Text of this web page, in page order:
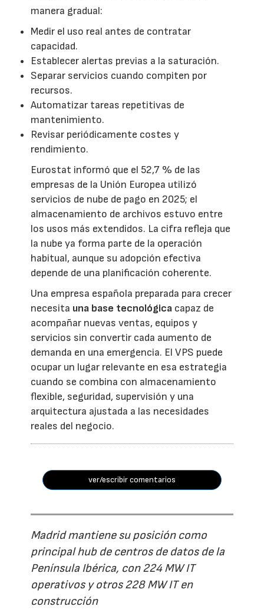
manera gradual:
Medir el uso real antes de contratar
capacidad.
Establecer alertas previas a la saturación.
Separar servicios cuando compiten por
recursos.
Automatizar tareas repetitivas de
mantenimiento.
Revisar periódicamente costes y
rendimiento.
Eurostat informó que el 52,7 % de las
empresas de la Unión Europea utilizó
servicios de nube de pago en 2025; el
almacenamiento de archivos estuvo entre
los usos más extendidos. La cifra refleja que
la nube ya forma parte de la operación
habitual, aunque su adopción efectiva
depende de una planificación coherente.
Una empresa española preparada para crecer
necesita una base tecnológica capaz de
acompañar nuevas ventas, equipos y
servicios sin convertir cada aumento de
demanda en una emergencia. El VPS puede
ocupar un lugar relevante en esa estrategia
cuando se combina con almacenamiento
flexible, seguridad, supervisión y una
arquitectura ajustada a las necesidades
reales del negocio.
ver/escribir comentarios
Madrid mantiene su posición como
principal hub de centros de datos de la
Península Ibérica, con 224 MW IT
operativos y otros 228 MW IT en
construcción